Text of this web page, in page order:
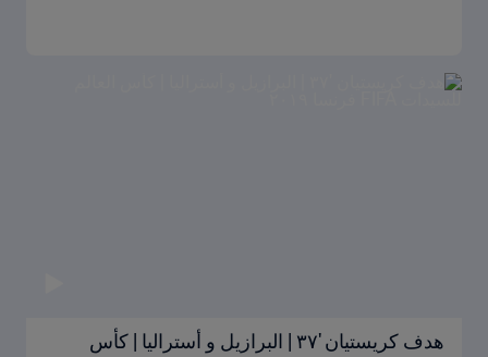
هدف كريستيان '٣٧ | البرازيل و أستراليا | كأس